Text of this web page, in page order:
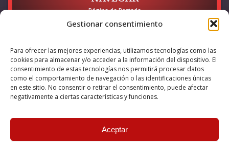
Gestionar consentimiento
Para ofrecer las mejores experiencias, utilizamos tecnologías como las
cookies para almacenar y/o acceder a la información del dispositivo. El
consentimiento de estas tecnologías nos permitirá procesar datos
como el comportamiento de navegación o las identificaciones únicas
en este sitio. No consentir o retirar el consentimiento, puede afectar
negativamente a ciertas características y funciones.
Aceptar
Página de Portada
LEGAL
Política de Privacidad
Política de Cookies
Accesibilidad
Esta empresa ha sido beneficiaria del bono Kit Digital y lo ha
internet, financiado por la Unión Europea – NextGeneration EU